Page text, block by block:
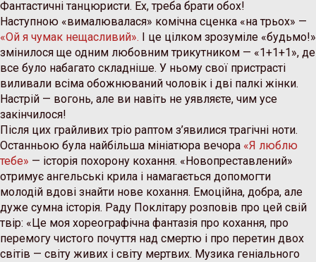
Фантастичні танцюристи. Ех, треба брати обох!
Наступною «вималювалася» комічна сценка «на трьох» —
«Ой я чумак нещасливий». І це цілком зрозуміле «будьмо!»
змінилося ще одним любовним трикутником — «1+1+1», де
все було набагато складніше. У ньому свої пристрасті
виливали всіма обожнюваний чоловік і дві палкі жінки.
Настрій — вогонь, але ви навіть не уявляєте, чим усе
закінчилося!
Після цих грайливих тріо раптом з’явилися трагічні ноти.
Останньою була найбільша мініатюра вечора «Я люблю
тебе» — історія похорону кохання. «Новопреставлений»
отримує ангельські крила і намагається допомогти
молодій вдові знайти нове кохання. Емоційна, добра, але
дуже сумна історія. Раду Поклітару розповів про цей свій
твір: «Це моя хореографічна фантазія про кохання, про
перемогу чистого почуття над смертю і про перетин двох
світів — світу живих і світу мертвих. Музика геніального